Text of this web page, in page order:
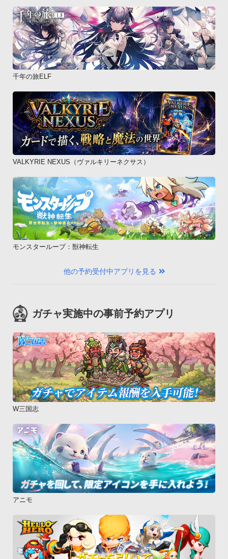
千年の旅ELF
VALKYRIE NEXUS（ヴァルキリーネクサス）
モンスターループ：獣神転生
他の予約受付中アプリを見る
ガチャ実施中の事前予約アプリ
W三国志
アニモ